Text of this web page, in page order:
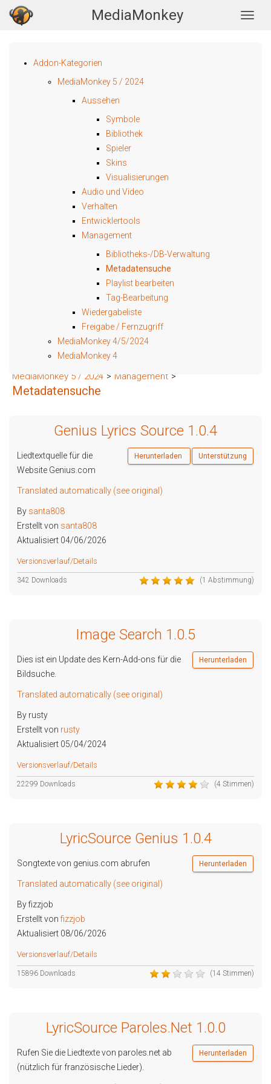
MediaMonkey
MediaMonkey 5 / 2024 > Management >
Metadatensuche
Genius Lyrics Source 1.0.4
Herunterladen Unterstützung
Liedtextquelle für die
Website Genius.com
Translated automatically (see original)
By santa808
Erstellt von santa808
Aktualisiert 04/06/2026
Versionsverlauf/Details
(1 Abstimmung)
342 Downloads
Image Search 1.0.5
Herunterladen
Dies ist ein Update des Kern-Add-ons für die
Bildsuche.
Translated automatically (see original)
By rusty
Erstellt von rusty
Aktualisiert 05/04/2024
Versionsverlauf/Details
(4 Stimmen)
22299 Downloads
LyricSource Genius 1.0.4
Herunterladen
Songtexte von genius.com abrufen
Translated automatically (see original)
By fizzjob
Erstellt vonfizzjob
Aktualisiert 08/06/2026
Versionsverlauf/Details
(14 Stimmen)
15896 Downloads
LyricSource Paroles.Net 1.0.0
Herunterladen
Rufen Sie die Liedtexte von paroles.net ab
(nützlich für französische Lieder).
Addon-Kategorien
MediaMonkey 5 / 2024
Aussehen
Symbole
Bibliothek
Spieler
Skins
Visualisierungen
Audio und Video
Verhalten
Entwicklertools
Management
Bibliotheks-/DB-Verwaltung
Metadatensuche
Playlist bearbeiten
Tag-Bearbeitung
Wiedergabeliste
Freigabe / Fernzugriff
MediaMonkey 4/5/2024
MediaMonkey 4